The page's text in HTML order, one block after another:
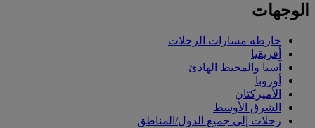
الوجهات
خارطة مسارات الرحلات
أفريقيا
آسيا والمحيط الهادئ
أوروبا
الأميركتان
الشرق الأوسط
رحلات إلى جميع الدول/المناطق